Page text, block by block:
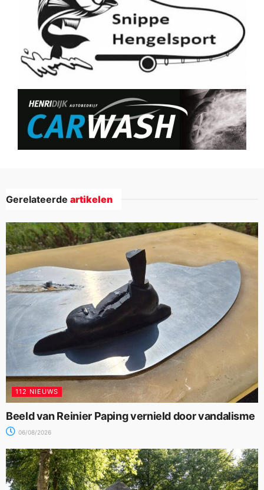
Gerelateerde artikelen
112 NIEUWS
Beeld van Reinier Paping vernield door vandalisme
06/08/2026